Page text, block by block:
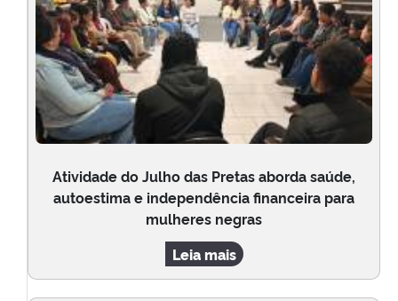
Atividade do Julho das Pretas aborda saúde,
autoestima e independência financeira para
mulheres negras
Leia mais